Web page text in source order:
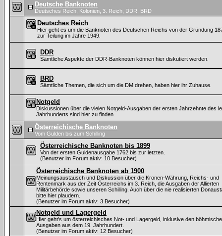
Deutsche Banknoten
Deutsches Reich, Kolonien, 3. Reich, DDR, BRD
Deutsches Reich
Hier geht es um die Banknoten des Deutschen Reichs von der Gründung
zur Teilung im Jahre 1949.
DDR
Sämtliche Aspekte der DDR-Banknoten können hier diskutiert werden.
BRD
Sämtliche Themen, die sich um die DM drehen, haben hier ihr Zuhause.
Notgeld
Diskussionen über die vielen Notgeld-Ausgaben der ersten Jahrzehnte des
Jahrhunderts sind hier zu finden.
Österreichische Banknoten
Vom Gulden bis zum Schilling
Österreichische Banknoten bis 1899
Von der ersten Guldenausgabe 1762 bis zur letzten.
(Benutzer im Forum aktiv: 10 Besucher)
Österreichische Banknoten ab 1900
Meinungsaustausch und Diskussion über die Kronen-Währung, Reichs- und
Rentenmark aus der Zeit Österreichs im 3. Reich, die Ausgaben der Allierten
Militärbehörde sowie unseren Schilling. Auch über die nie realisierten
bitte hier plaudern.
(Benutzer im Forum aktiv: 3 Besucher)
Notgeld und Lagergeld
Hier geht's um österreichisches Not- und Lagergeld, inklusive den
Ausgaben aus dem 19. Jahrhundert.
(Benutzer im Forum aktiv: 12 Besucher)